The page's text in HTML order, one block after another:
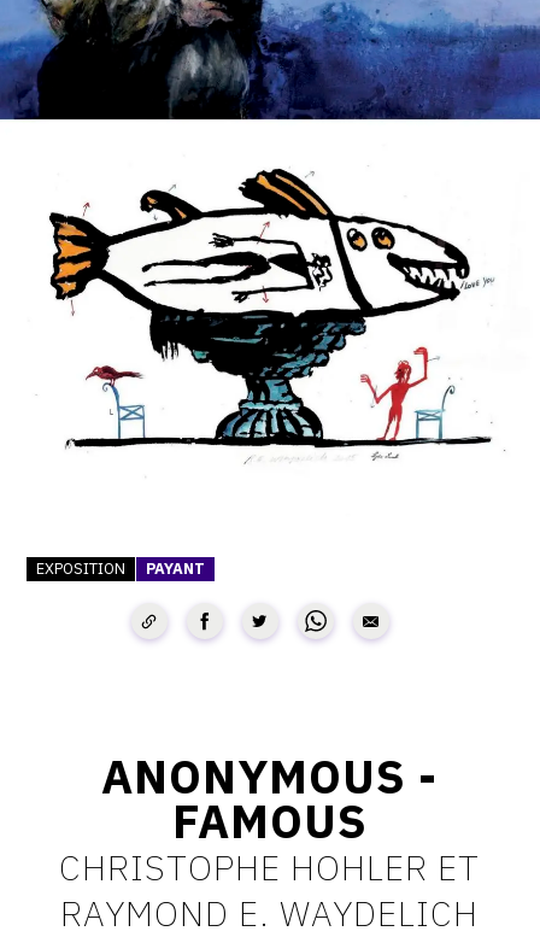
SERVICES
CRÉER SON CATALOGUE RAISONNÉ
CRÉER SON SITE ARTISTE
CRÉER SON CATALOGUE D'EXPO
PUBLIER SES EXPOSITIONS
DEVENIR CONTRIBUTEUR
À PROPOS
CGU
SUIVEZ-NOUS
INSTAGRAM
FACEBOOK
TWITTER
EXPOSITION PAYANT
ANONYMOUS -
FAMOUS
CHRISTOPHE HOHLER ET
RAYMOND E. WAYDELICH